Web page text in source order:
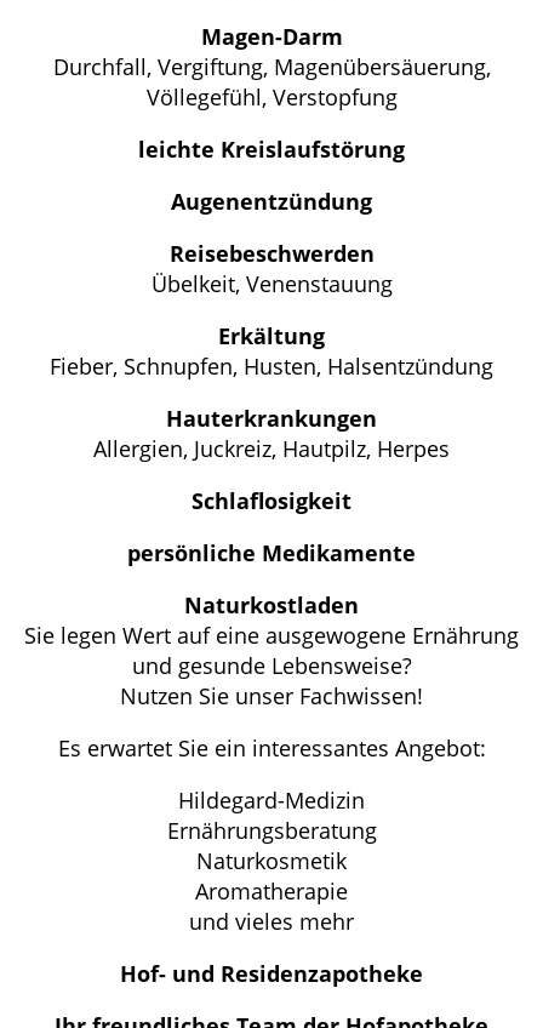
Magen-Darm
Durchfall, Vergiftung, Magenübersäuerung,
Völlegefühl, Verstopfung
leichte Kreislaufstörung
Augenentzündung
Reisebeschwerden
Übelkeit, Venenstauung
Erkältung
Fieber, Schnupfen, Husten, Halsentzündung
Hauterkrankungen
Allergien, Juckreiz, Hautpilz, Herpes
Schlaflosigkeit
persönliche Medikamente
Naturkostladen
Sie legen Wert auf eine ausgewogene Ernährung
und gesunde Lebensweise?
Nutzen Sie unser Fachwissen!
Es erwartet Sie ein interessantes Angebot:
Hildegard-Medizin
Ernährungsberatung
Naturkosmetik
Aromatherapie
und vieles mehr
Hof- und Residenzapotheke